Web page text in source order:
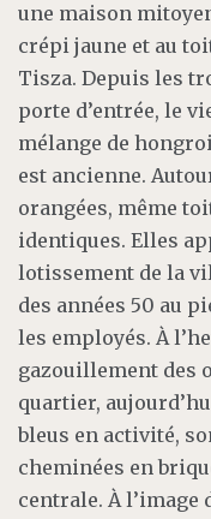
une maison
crépi jaune et au
Tisza. Depuis les
porte d’entrée, le
mélange de
est ancienne.
orangées, même
identiques. Elles
lotissement de la
des années 50 au
les employés. À
gazouillement des
quartier,
bleus en activité,
cheminées en
centrale. À